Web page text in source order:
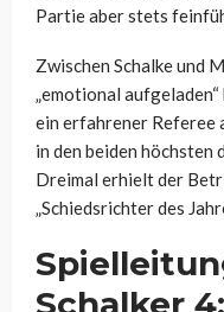
Partie aber stets
Zwischen Schalke und
„emotional
ein erfahrener Referee
in den beiden höchsten
Dreimal erhielt der
„Schiedsrichter des